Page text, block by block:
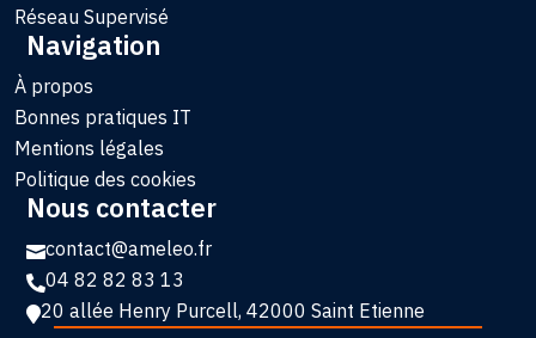
Réseau Supervisé
Navigation
À propos
Bonnes pratiques IT
Mentions légales
Politique des cookies
Nous contacter
contact@ameleo.fr
04 82 82 83 13
20 allée Henry Purcell, 42000 Saint Etienne